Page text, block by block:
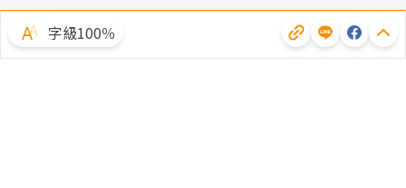
字級100％